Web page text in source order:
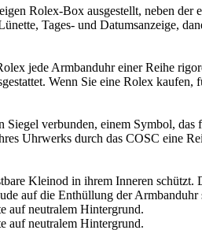
jede Armbanduhr einer Reihe
Wenn Sie eine Rolex kaufen,
verbunden, einem Symbol, das
Uhrwerks durch das COSC eine
Kleinod in ihrem Inneren
auf die Enthüllung der Armbanduhr